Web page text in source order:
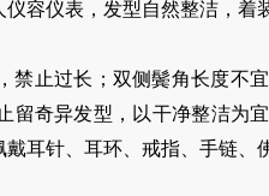
容仪表，发型自然整洁，着
禁止过长；双侧鬓角长度不
留奇异发型，以干净整洁为
耳针、耳环、戒指、手链、